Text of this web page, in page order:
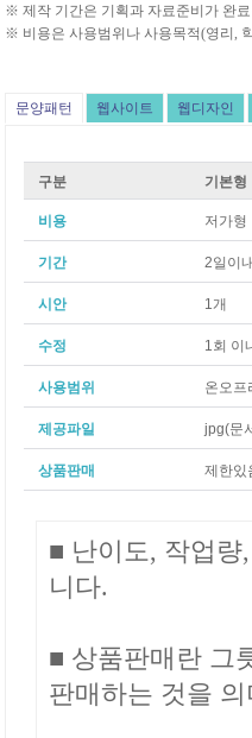
※ 제작 기간은 기획과 자료준비가 완
※ 비용은 사용범위나 사용목적(영리,
문양패턴 웹사이트 웹디자인
구분 기본형
비용 저가형
기간 2일이
시안 1개
수정 1회 이
사용범위 온오프
제공파일 jpg(문
상품판매 제한있
■ 난이도, 작업
니다.
■ 상품판매란 그
판매하는 것을